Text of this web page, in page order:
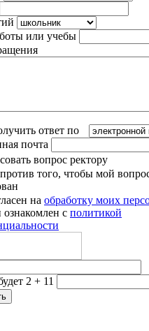
или учебы
ответ по
почта
вопрос ректору
того, чтобы мой
на обработку моих
ознакомлен с политикой
2 + 11